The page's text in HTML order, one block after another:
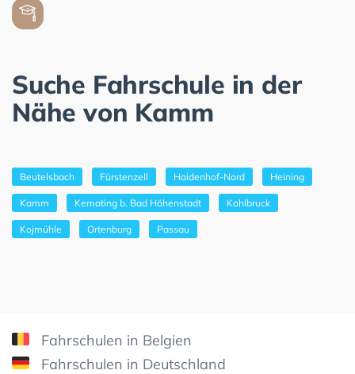
Suche Fahrschule in der
Nähe von Kamm
Beutelsbach Fürstenzell Haidenhof-Nord Heining
Kamm Kemating b. Bad Höhenstadt Kohlbruck
Kojmühle Ortenburg Passau
Fahrschulen in Belgien
Fahrschulen in Deutschland